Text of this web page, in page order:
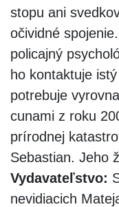
stopu ani
očividné
policajný
ho kontaktuje
potrebuje
cunami z roku
prírodnej
Sebastian. Jeho
Vydavateľstvo:
nevidiacich